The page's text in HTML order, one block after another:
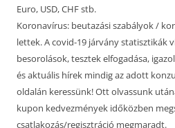
Euro, USD, CHF stb.
Koronavírus: beutazási szabályok /
lettek. A covid-19 járvány statisztikák
besorolások, tesztek elfogadása,
és aktuális hírek mindig az adott
oldalán keressünk! Ott olvassunk
kupon kedvezmények időközben
csatlakozás/regisztráció megmaradt.